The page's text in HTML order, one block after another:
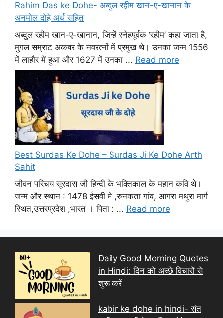
Rahim Das ke Dohe- अब्दुल रहीम खान-ए-खानान के
अनमोल दोहे अर्थ सहित
अब्दुल रहीम खान-ए-खानान, जिन्हें स्नेहपूर्वक ‘रहीम’ कहा जाता है,
मुगल सम्राट अकबर के नवरत्नों में प्रमुख थे। उनका जन्म 1556
में लाहौर में हुआ और 1627 में उनका ... Read more
Best Surdas Ke Dohe – Surdas Ji Ke Dohe Arth
Sahit
जीवन परिचय सूरदास जी हिन्दी के भक्तिकाल के महान कवि थे।
जन्म और स्थान : 1478 ईसवी मे ,रुनकता गांव, आगरा मथुरा मार्ग
स्थित,उत्तरप्रदेश ,भारत । पिता : ... Read more
Daily Good Morning Quotes
in Hindi: दिन को अच्छे विचारों से
शुरू करें
kabir ke dohe in hindi- संत